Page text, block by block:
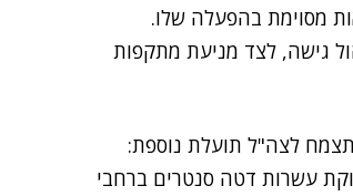
מסוימת בהפעלה שלו.
גישה, לצד מניעת מתקפות
לצה"ל תועלת נוספת:
עשרות דטה סנטרים ברחבי